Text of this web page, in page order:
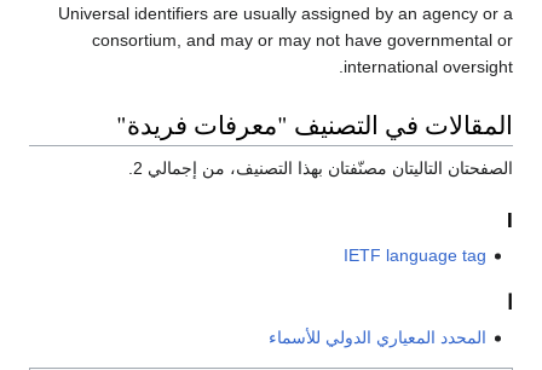
Universal identifiers are usually assigned by an agency or a
consortium, and may or may not have governmental or
international oversight.
المقالات في التصنيف "معرفات فريدة"
الصفحتان التاليتان مصنّفتان بهذا التصنيف، من إجمالي 2.
I
IETF language tag
المحدد المعياري الدولي للأسماء